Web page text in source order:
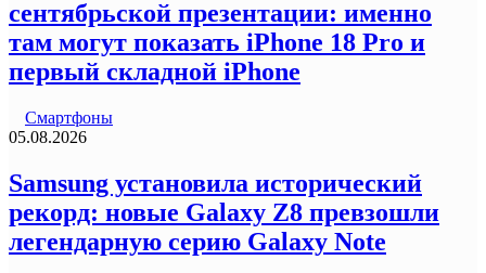
сентябрьской презентации: именно
там могут показать iPhone 18 Pro и
первый складной iPhone
Смартфоны
05.08.2026
Samsung установила исторический
рекорд: новые Galaxy Z8 превзошли
легендарную серию Galaxy Note